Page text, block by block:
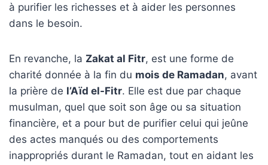
à purifier les richesses et à aider les personnes
dans le besoin.
En revanche, la Zakat al Fitr, est une forme de
charité donnée à la fin du mois de Ramadan, avant
la prière de l’Aïd el-Fitr. Elle est due par chaque
musulman, quel que soit son âge ou sa situation
financière, et a pour but de purifier celui qui jeûne
des actes manqués ou des comportements
inappropriés durant le Ramadan, tout en aidant les